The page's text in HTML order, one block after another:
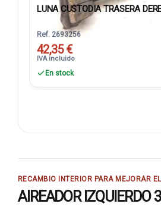
LUNA CUSTODIA TRASERA
Ref. 2693256
42,35 €
IVA incluido
En stock
RECAMBIO INTERIOR PARA MEJORAR
AIREADOR